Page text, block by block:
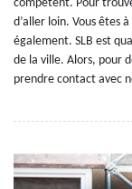
compétent. Pour
d’aller loin. Vous êtes
également. SLB est
de la ville. Alors, pour
prendre contact avec